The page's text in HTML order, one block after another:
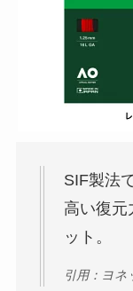
SIF製法
高い復元
ット。
引用：ヨネ